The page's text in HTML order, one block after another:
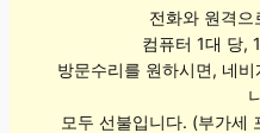
전화와 원격으
컴퓨터 1대 당,
방문수리를 원하시면, 네
모두 선불입니다. (부가세